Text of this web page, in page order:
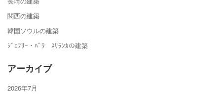
関西の建築
韓国ソウルの建築
ｼﾞｪﾌﾘｰ・ﾊﾞﾜ ｽﾘﾗﾝｶの建築
アーカイブ
2026年7月